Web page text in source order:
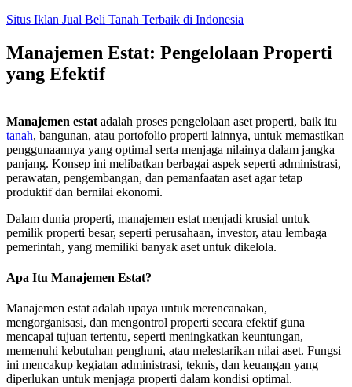
Skip
content
Situs Iklan Jual Beli Tanah Terbaik di Indonesia
Manajemen Estat: Pengelolaan Properti
yang Efektif
Manajemen estat adalah proses pengelolaan aset properti, baik itu
tanah, bangunan, atau portofolio properti lainnya, untuk memastikan
penggunaannya yang optimal serta menjaga nilainya dalam jangka
panjang. Konsep ini melibatkan berbagai aspek seperti administrasi,
perawatan, pengembangan, dan pemanfaatan aset agar tetap
produktif dan bernilai ekonomi.
Dalam dunia properti, manajemen estat menjadi krusial untuk
pemilik properti besar, seperti perusahaan, investor, atau lembaga
pemerintah, yang memiliki banyak aset untuk dikelola.
Apa Itu Manajemen Estat?
Manajemen estat adalah upaya untuk merencanakan,
mengorganisasi, dan mengontrol properti secara efektif guna
mencapai tujuan tertentu, seperti meningkatkan keuntungan,
memenuhi kebutuhan penghuni, atau melestarikan nilai aset. Fungsi
ini mencakup kegiatan administrasi, teknis, dan keuangan yang
diperlukan untuk menjaga properti dalam kondisi optimal.